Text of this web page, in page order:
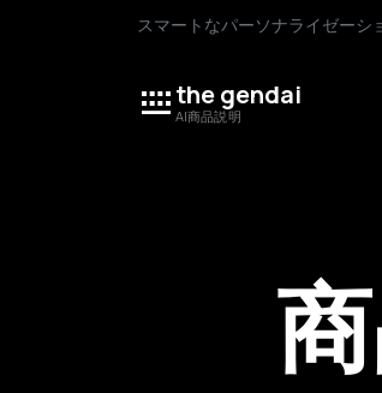
スマートなパーソナライゼーシ
the gendai
AI商品説明